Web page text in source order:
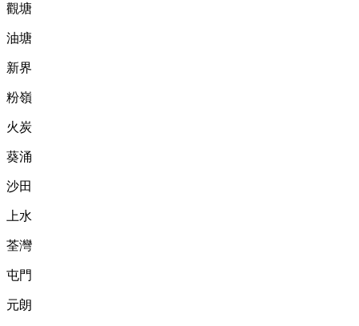
觀塘
油塘
新界
粉嶺
火炭
葵涌
沙田
上水
荃灣
屯門
元朗